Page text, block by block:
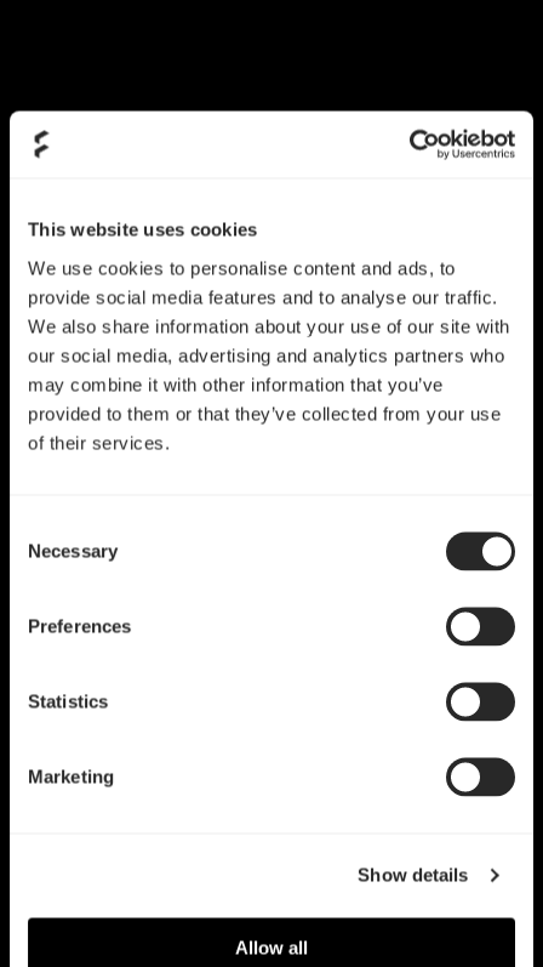
This website uses cookies
We use cookies to personalise content and ads, to
provide social media features and to analyse our traffic.
We also share information about your use of our site with
our social media, advertising and analytics partners who
may combine it with other information that you’ve
provided to them or that they’ve collected from your use
of their services.
Selection
Necessary
Preferences
Statistics
Marketing
Show details
Allow all